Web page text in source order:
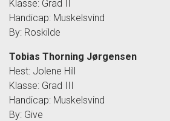
Klasse: Grad II
Handicap: Muskelsvind
By: Roskilde
Tobias Thorning Jørgensen
Hest: Jolene Hill
Klasse: Grad III
Handicap: Muskelsvind
By: Give